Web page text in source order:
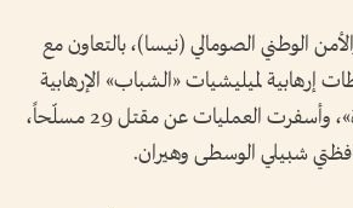
الوطني الصومالي (نيسا)، بالتعاون مع
إرهابية لميليشيات «الشباب» الإرهابية
المرتبطة بتنظيم «القاعدة»، وأسفرت العمليات عن مقتل 29 مسلّحاً،
شبيلي الوسطى وهيران.